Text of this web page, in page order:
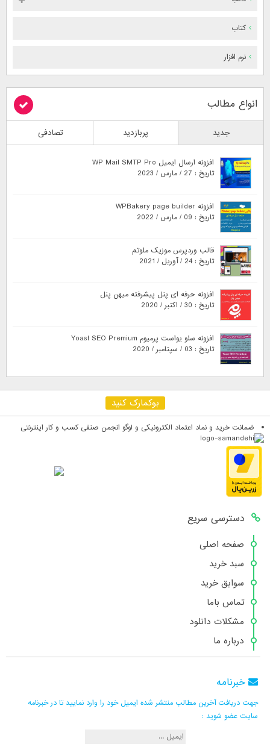
کتاب
نرم افزار
انواع مطالب
جدید پربازدید تصادفی
افزونه ارسال ایمیل WP Mail SMTP Pro
تاریخ : 27 / مارس / 2023
افزونه WPBakery page builder
تاریخ : 09 / مارس / 2022
قالب وردپرس موزیک ملوتم
تاریخ : 24 / آوریل / 2021
افزونه حرفه ای پنل پیشرفته میهن پنل
تاریخ : 30 / اکتبر / 2020
افزونه سئو یواست پرمیوم Yoast SEO Premium
تاریخ : 03 / سپتامبر / 2020
بوکمارک کنید
ضمانت خرید و نماد اعتماد الکترونیکی و لوگو انجمن صنفی کسب و کار اینترنتی
دسترسی سریع
صفحه اصلی
سبد خرید
سوابق خرید
تماس باما
مشکلات دانلود
درباره ما
خبرنامه
جهت دریافت آخرین مطالب منتشر شده ایمیل خود را وارد نمایید تا در خبرنامه
سایت عضو شوید :